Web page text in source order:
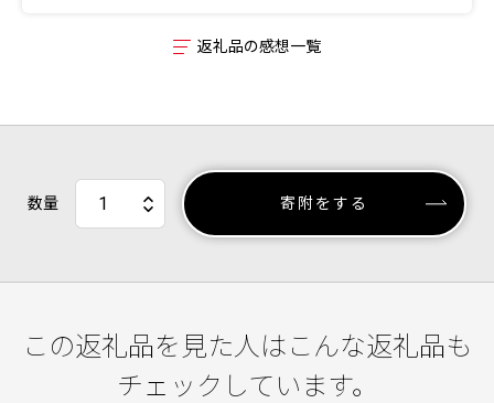
返礼品の感想一覧
数量 寄附をする
この返礼品を見た人はこんな返礼品も
チェックしています。